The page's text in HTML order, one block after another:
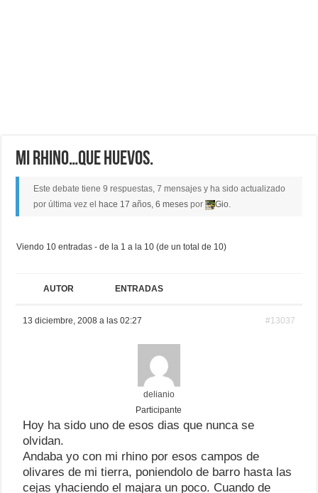
Mi rhino…que huevos.
Este debate tiene 9 respuestas, 7 mensajes y ha sido actualizado
por última vez el
hace 17 años, 6 mesespor Gio.
Viendo 10 entradas - de la 1 a la 10 (de un total de 10)
AUTOR ENTRADAS
13 diciembre, 2008 a las 02:27 #13037
delianio
Participante
Hoy ha sido uno de esos dias que nunca se
olvidan.
Andaba yo con mi rhino por esos campos de
olivares de mi tierra, poniendolo de barro hasta las
cejas yhaciendo el majara un poco. Cuando de